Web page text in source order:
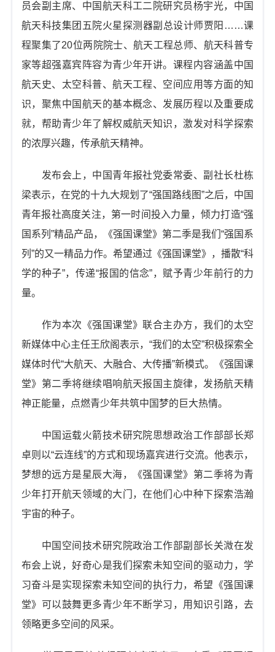
员会副主席、中国航天科工二院研究员杨宇光，中国
航天科技集团五院火星探测器副总设计师贾阳……课
程聚集了20位两院院士、航天工程总师、航天科普专
家等超强嘉宾阵容为青少年开讲。课程内容涵盖中国
航天史、太空科普、航天工程、空间应用等方面的知
识，聚焦中国航天的基本概念、发展历程以及重要成
就，帮助青少年了解权威航天知识，激发对科学探索
的浓厚兴趣，传承航天精神。
发布会上，中国青年报社党委常委、副社长杜栋
梁表示，在党的十九大规划了“强国路线图”之后，中国
青年报社高度关注，第一时间投入力量，倾力打造“强
国系列”精品产品，《强国课堂》第二季是我们“强国系
列”的又一精品力作。希望通过《强国课堂》，播散“科
学的种子”，传递“报国的信念”，赋予青少年前行的力
量。
作为本次《强国课堂》联合主办方，我们的太空
新媒体中心主任王欣阁表示，“我们的太空”积极探索全
媒体时代“大航天、大融合、大传播”新模式。《强国课
堂》第二季将继续唱响航天报国主旋律，发扬航天精
神正能量，点燃青少年共筑中国梦的巨大热情。
中国运载火箭技术研究院思想政治工作部部长郑
卓则以“云连线”的方式和现场嘉宾进行交流。他表示，
梦想的远方是星辰大海，《强国课堂》第二季将为青
少年打开航天领域的大门，在他们心中种下探索浩瀚
宇宙的种子。
中国空间技术研究院政治工作部副部长关溦在发
布会上说，好奇心是我们探索未知空间的驱动力，学
习奋斗是实现探索未知空间的执行力，希望《强国课
堂》可以鼓舞更多青少年不断学习，用知识引路，去
领略更多空间的风采。